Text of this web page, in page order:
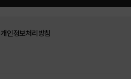
개인정보처리방침